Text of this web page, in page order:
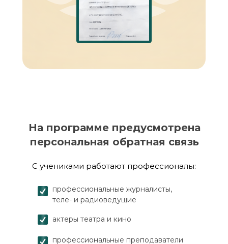
профессиональные журналисты,
теле- и радиоведущие
актеры театра и кино
профессиональные преподаватели
На программе предусмотрена
персональная обратная связь
С учениками работают профессионалы: